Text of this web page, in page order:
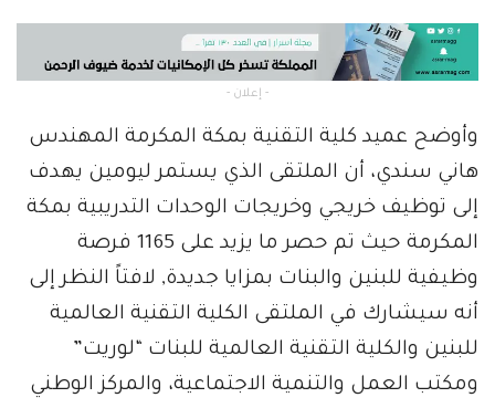
- إعلان -
وأوضح عميد كلية التقنية بمكة المكرمة المهندس
هاني سندي، أن الملتقى الذي يستمر ليومين يهدف
إلى توظيف خريجي وخريجات الوحدات التدريبية بمكة
المكرمة حيث تم حصر ما يزيد على 1165 فرصة
وظيفية للبنين والبنات بمزايا جديدة, لافتاً النظر إلى
أنه سيشارك في الملتقى الكلية التقنية العالمية
للبنين والكلية التقنية العالمية للبنات “لوريت”
ومكتب العمل والتنمية الاجتماعية، والمركز الوطني